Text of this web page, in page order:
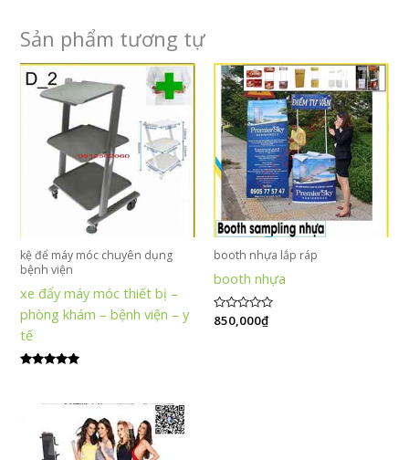
Sản phẩm tương tự
kệ để máy móc chuyên dụng
bệnh viện
xe đẩy máy móc thiết bị –
phòng khám – bệnh viện – y
tế
5 sao
booth nhựa lắp ráp
booth nhựa
Được
850,000₫